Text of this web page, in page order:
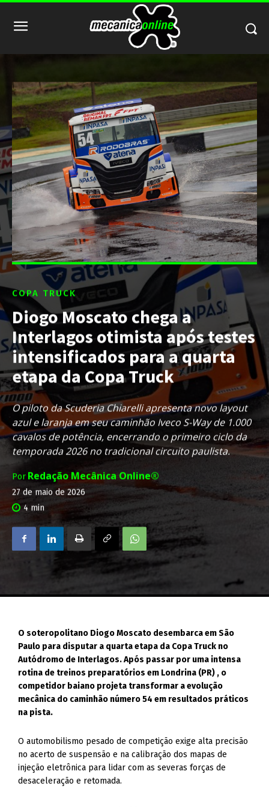
COPA TRUCK
Diogo Moscato chega a
Interlagos otimista após testes
intensificados para a quarta
etapa da Copa Truck
O piloto da Scuderia Chiarelli apresenta novo layout
azul e laranja em seu caminhão Iveco S-Way de 1.000
cavalos de potência, encerrando o primeiro ciclo da
temporada 2026 no tradicional circuito paulista.
Por Redação Mecânica Online®
27 de maio de 2026
4 min
O soteropolitano Diogo Moscato desembarca em São
Paulo para disputar a quarta etapa da Copa Truck no
Autódromo de Interlagos. Após passar por uma intensa
rotina de treinos preparatórios em Londrina (PR) , o
competidor baiano projeta transformar a evolução
mecânica do caminhão número 54 em resultados práticos
na pista.
O automobilismo pesado de competição exige alta precisão
no acerto de suspensão e na calibração dos mapas de
injeção eletrônica para lidar com as severas forças de
desaceleração e retomada.